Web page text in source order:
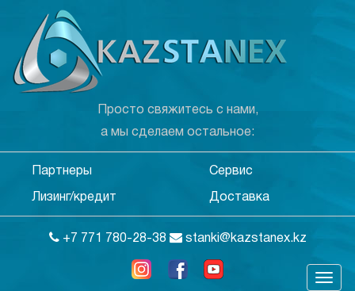
Просто свяжитесь с нами,
а мы сделаем остальное:
Партнеры Сервис
Лизинг/кредит Доставка
+7 771 780-28-38 stanki@kazstanex.kz